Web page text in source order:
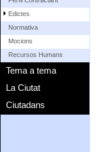
Edictes
Normativa
Mocions
Recursos Humans
Tema a tema
La Ciutat
Ciutadans